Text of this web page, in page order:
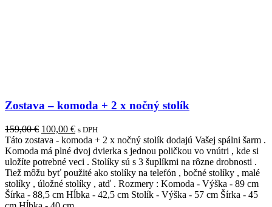
Zostava – komoda + 2 x nočný stolík
159,00€ Pôvodná
cena
bola:
159,00 €.
100,00 €Aktuálna
cena
je:
100,00 €.
s DPH
Táto zostava - komoda + 2 x nočný stolík dodajú Vašej spálni šarm .
Komoda má plné dvoj dvierka s jednou poličkou vo vnútri , kde si
uložíte potrebné veci . Stolíky sú s 3 šuplíkmi na rôzne drobnosti .
Tiež môžu byť použité ako stolíky na telefón , bočné stolíky , malé
stolíky , úložné stolíky , atď . Rozmery : Komoda - Výška - 89 cm
Šírka - 88,5 cm Hĺbka - 42,5 cm Stolík - Výška - 57 cm Šírka - 45